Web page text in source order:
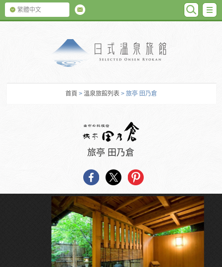
繁體中文
首頁 >溫泉旅館列表 > 旅亭 田乃倉
旅亭 田乃倉